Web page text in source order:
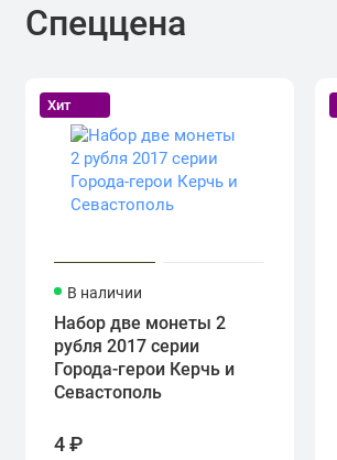
Спеццена
Хит
В наличии
Набор две монеты 2
рубля 2017 серии
Города-герои Керчь и
Севастополь
4 ₽